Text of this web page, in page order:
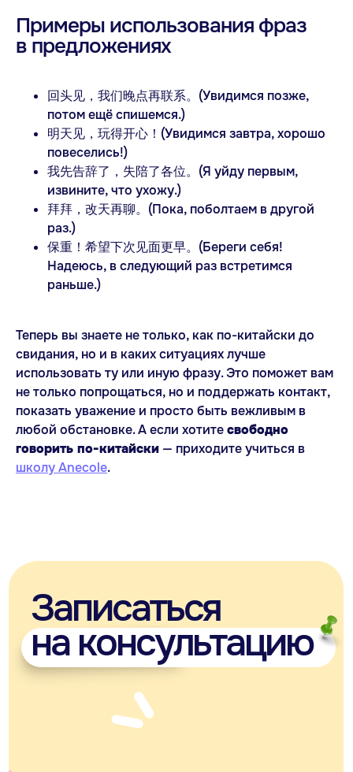
Примеры использования фраз
в предложениях
回头见，我们晚点再联系。(Увидимся позже,
потом ещё спишемся.)
明天见，玩得开心！(Увидимся завтра, хорошо
повеселись!)
我先告辞了，失陪了各位。(Я уйду первым,
извините, что ухожу.)
拜拜，改天再聊。(Пока, поболтаем в другой
раз.)
保重！希望下次见面更早。(Береги себя!
Надеюсь, в следующий раз встретимся
раньше.)
Теперь вы знаете не только, как по-китайски до
свидания, но и в каких ситуациях лучше
использовать ту или иную фразу. Это поможет вам
не только попрощаться, но и поддержать контакт,
показать уважение и просто быть вежливым в
любой обстановке. А если хотитесвободно
говорить по-китайски — приходите учиться в
школу Anecole.
Английский
Китайский
Немецкий
Французский
Португальский
info@anecole.com
Написать в Max
ВКонтакте
8 800 300-60-94